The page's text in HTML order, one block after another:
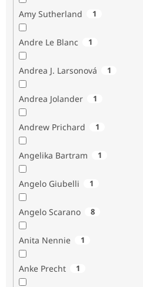
Amy Sutherland 1
Andre Le Blanc 1
Andrea J. Larsonová 1
Andrea Jolander 1
Andrew Prichard 1
Angelika Bartram 1
Angelo Giubelli 1
Angelo Scarano 8
Anita Nennie 1
Anke Precht 1